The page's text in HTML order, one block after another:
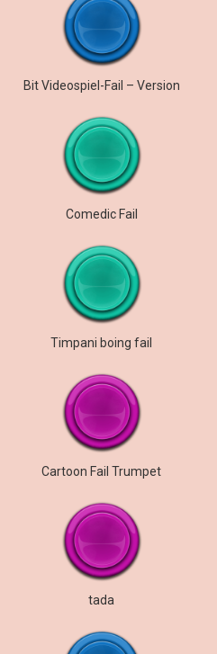
Bit Videospiel-Fail – Version
Comedic Fail
Timpani boing fail
Cartoon Fail Trumpet
tada